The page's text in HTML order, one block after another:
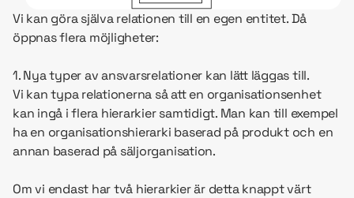
Vi kan göra själva relationen till en egen entitet. Då
öppnas flera möjligheter:
1. Nya typer av ansvarsrelationer kan lätt läggas till.
Vi kan typa relationerna så att en organisationsenhet
kan ingå i flera hierarkier samtidigt. Man kan till exempel
ha en organisationshierarki baserad på produkt och en
annan baserad på säljorganisation.
Om vi endast har två hierarkier är detta knappt värt